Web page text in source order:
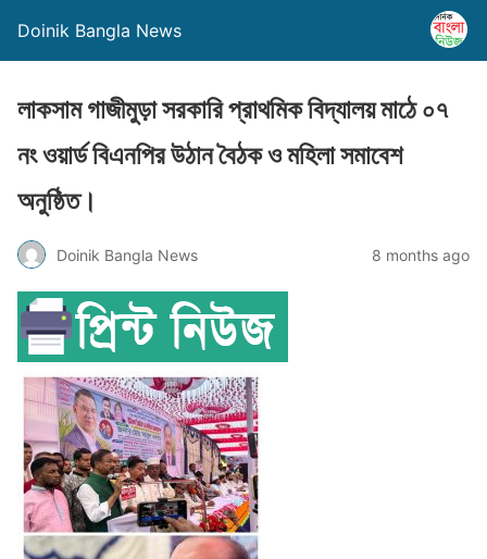
Doinik Bangla News
লাকসাম গাজীমুড়া সরকারি প্রাথমিক বিদ্যালয় মাঠে ০৭
নং ওয়ার্ড বিএনপির উঠান বৈঠক ও মহিলা সমাবেশ
অনুষ্ঠিত।
Doinik Bangla News 8 months ago